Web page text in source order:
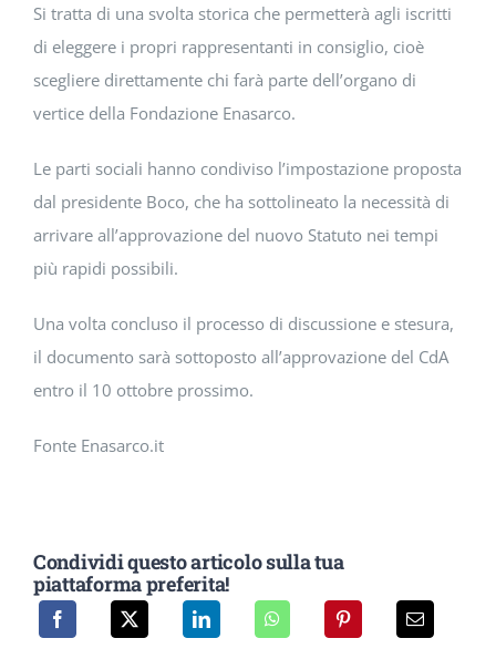
Si tratta di una svolta storica che permetterà agli iscritti
di eleggere i propri rappresentanti in consiglio, cioè
scegliere direttamente chi farà parte dell’organo di
vertice della Fondazione Enasarco.
Le parti sociali hanno condiviso l’impostazione proposta
dal presidente Boco, che ha sottolineato la necessità di
arrivare all’approvazione del nuovo Statuto nei tempi
più rapidi possibili.
Una volta concluso il processo di discussione e stesura,
il documento sarà sottoposto all’approvazione del CdA
entro il 10 ottobre prossimo.
Fonte Enasarco.it
Condividi questo articolo sulla tua
piattaforma preferita!